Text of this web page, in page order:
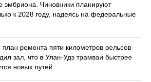
эмбриона. Чиновники планируют
к 2028 году, надеясь на федеральные
план ремонта пяти километров рельсов
зал, что в Улан-Удэ трамваи быстрее
новых путей.